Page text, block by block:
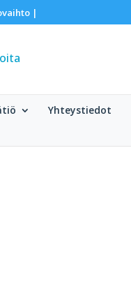
|
Yhteystiedot